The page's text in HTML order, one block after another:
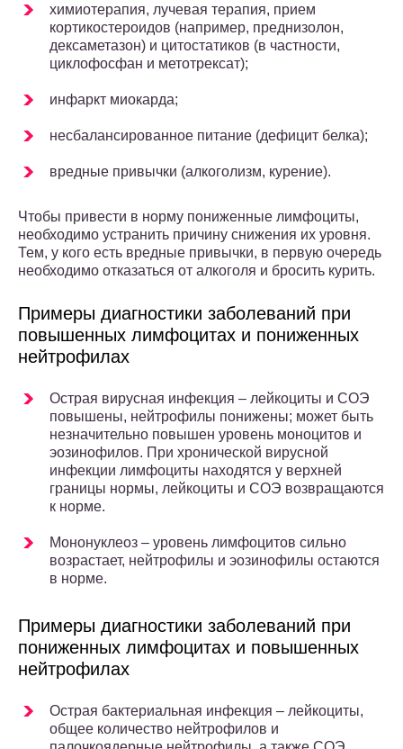
химиотерапия, лучевая терапия, прием
кортикостероидов (например, преднизолон,
дексаметазон) и цитостатиков (в частности,
циклофосфан и метотрексат);
инфаркт миокарда;
несбалансированное питание (дефицит белка);
вредные привычки (алкоголизм, курение).
Чтобы привести в норму пониженные лимфоциты,
необходимо устранить причину снижения их уровня.
Тем, у кого есть вредные привычки, в первую очередь
необходимо отказаться от алкоголя и бросить курить.
Примеры диагностики заболеваний при
повышенных лимфоцитах и пониженных
нейтрофилах
Острая вирусная инфекция – лейкоциты и СОЭ
повышены, нейтрофилы понижены; может быть
незначительно повышен уровень моноцитов и
эозинофилов. При хронической вирусной
инфекции лимфоциты находятся у верхней
границы нормы, лейкоциты и СОЭ возвращаются
к норме.
Мононуклеоз – уровень лимфоцитов сильно
возрастает, нейтрофилы и эозинофилы остаются
в норме.
Примеры диагностики заболеваний при
пониженных лимфоцитах и повышенных
нейтрофилах
Острая бактериальная инфекция – лейкоциты,
общее количество нейтрофилов и